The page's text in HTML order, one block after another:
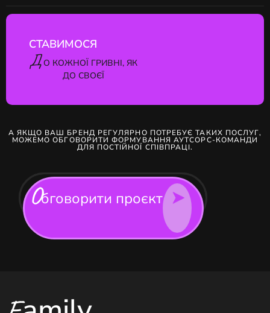
СТАВИМОСЯ
Д О КОЖНОЇ ГРИВНІ, ЯК
ДО СВОЄЇ
А ЯКЩО ВАШ БРЕНД РЕГУЛЯРНО ПОТРЕБУЄ ТАКИХ ПОСЛУГ,
МОЖЕМО ОБГОВОРИТИ ФОРМУВАННЯ АУТСОРС-КОМАНДИ
ДЛЯ ПОСТІЙНОЇ СПІВПРАЦІ.
Обговорити проєкт